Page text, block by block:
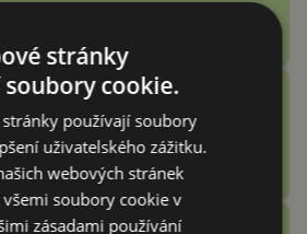
Kurfürst
Echo Lite E11 Pro
jsou sluchátka za 3
zlatý grál nebo podfuk?
Švec
stránky
cookie.
používají soubory
uživatelského zážitku.
webových stránek
všemi soubory cookie v
zásadami používání